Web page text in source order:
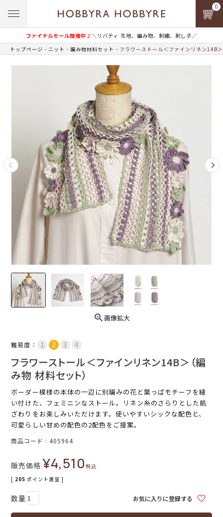
ファイナルセール開催中♪＼リバティ 生地、編み物、刺繍、刺し子／
0
トップページ ニット 編み物材料セット フラワーストール＜ファインリネン14B
画像拡大
難易度：
フラワーストール＜ファインリネン14B＞（編
み物 材料セット）
ボーダー模様の本体の一辺に別編みの花と葉っぱモチーフを縫
い付けた、フェミニンなストール。リネン糸のさらりとした肌
ざわりをお楽しみいただけます。使いやすいシックな配色と、
可愛らしい甘めの配色の2配色をご提案。
商品コード 405964
販売価格 ¥4,510税込
[ 205 ポイント進呈 ]
お気に入りに登録する